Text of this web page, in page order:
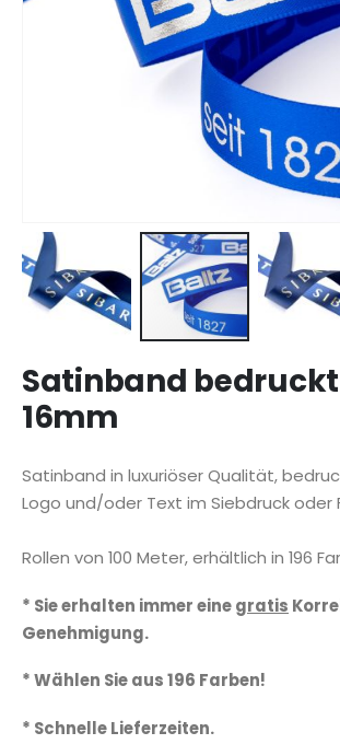
Anfang
der
Bildgalerie
Satinband bedruckt
16mm
Satinband in luxuriöser Qualität,
Logo und/oder Text im Siebdruck oder
Rollen von 100 Meter, erhältlich in 196
* Sie erhalten immer einegratis
Genehmigung.
* Wählen Sie aus 196 Farben!
* Schnelle Lieferzeiten.